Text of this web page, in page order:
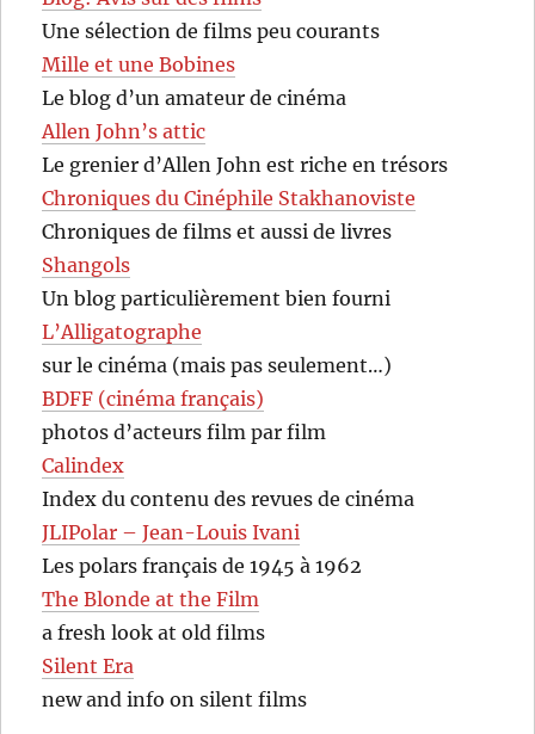
Une sélection de films peu courants
Mille et une Bobines
Le blog d’un amateur de cinéma
Allen John’s attic
Le grenier d’Allen John est riche en trésors
Chroniques du Cinéphile Stakhanoviste
Chroniques de films et aussi de livres
Shangols
Un blog particulièrement bien fourni
L’Alligatographe
sur le cinéma (mais pas seulement…)
BDFF (cinéma français)
photos d’acteurs film par film
Calindex
Index du contenu des revues de cinéma
JLIPolar – Jean-Louis Ivani
Les polars français de 1945 à 1962
The Blonde at the Film
a fresh look at old films
Silent Era
new and info on silent films